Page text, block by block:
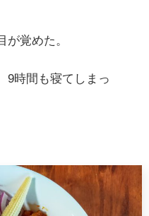
覚めた。
9時間も寝てしまっ